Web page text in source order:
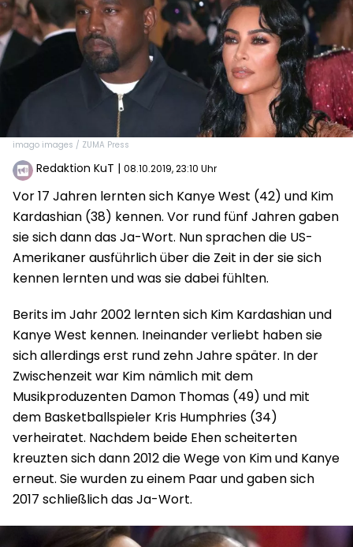
imago images / ZUMA Press
Redaktion KuT | 08.10.2019, 23:10 Uhr
Vor 17 Jahren lernten sich Kanye West (42) und Kim
Kardashian (38) kennen. Vor rund fünf Jahren gaben
sie sich dann das Ja-Wort. Nun sprachen die US-
Amerikaner ausführlich über die Zeit in der sie sich
kennen lernten und was sie dabei fühlten.
Berits im Jahr 2002 lernten sich Kim Kardashian und
Kanye West kennen. Ineinander verliebt haben sie
sich allerdings erst rund zehn Jahre später. In der
Zwischenzeit war Kim nämlich mit dem
Musikproduzenten Damon Thomas (49) und mit
dem Basketballspieler Kris Humphries (34)
verheiratet. Nachdem beide Ehen scheiterten
kreuzten sich dann 2012 die Wege von Kim und Kanye
erneut. Sie wurden zu einem Paar und gaben sich
2017 schließlich das Ja-Wort.